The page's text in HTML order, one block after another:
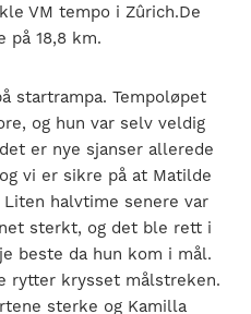
VM tempo i Zûrich.De
på 18,8 km.
startrampa. Tempoløpet
og hun var selv veldig
er nye sjanser allerede
vi er sikre på at Matilde
halvtime senere var
sterkt, og det ble rett i
beste da hun kom i mål.
rytter krysset målstreken.
sterke og Kamilla